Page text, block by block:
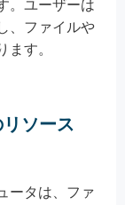
。ユーザーは
、ファイルや
ます。
ソース
ータは、ファ